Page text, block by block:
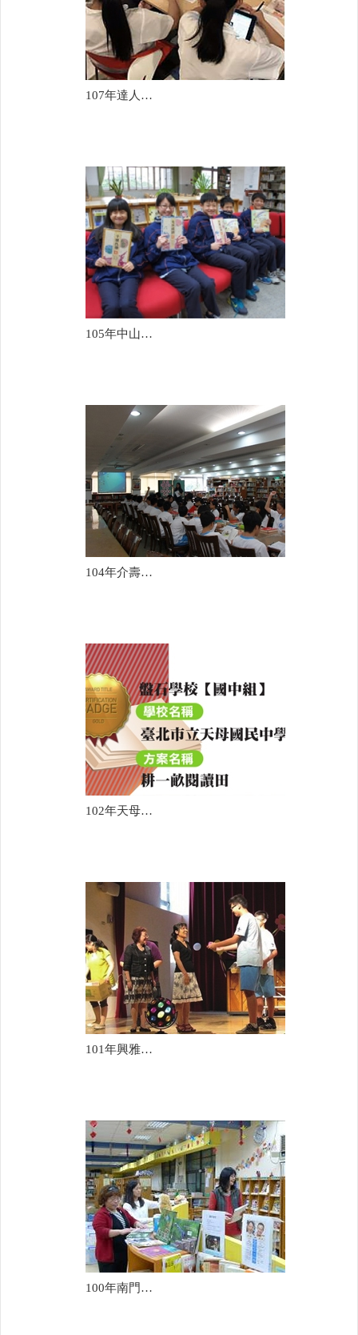
107年達人女中國中部
105年中山國中
104年介壽國中
102年天母國中
101年興雅國中
100年南門國中